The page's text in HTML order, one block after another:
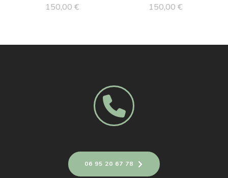
150,00€
150,00 €
06 95 20 67 78